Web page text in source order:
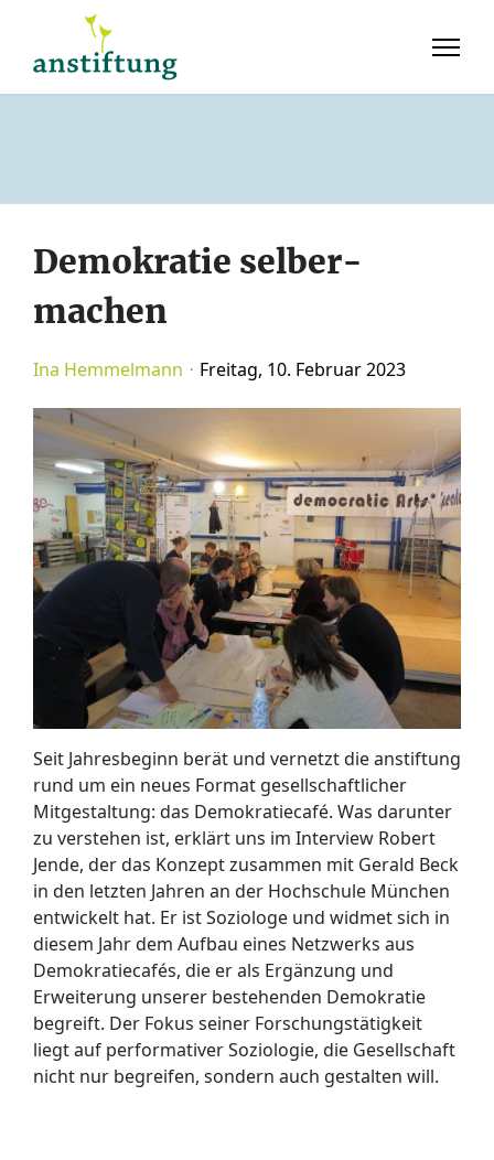
Demokratie selber­
machen
Ina Hemmelmann Freitag, 10. Februar 2023
Seit Jahresbeginn berät und vernetzt die anstiftung
rund um ein neues Format gesellschaftlicher
Mitgestaltung: das Demokratiecafé. Was darunter
zu verstehen ist, erklärt uns im Interview Robert
Jende, der das Konzept zusammen mit Gerald Beck
in den letzten Jahren an der Hochschule München
entwickelt hat. Er ist Soziologe und widmet sich in
diesem Jahr dem Aufbau eines Netzwerks aus
Demokratiecafés, die er als Ergänzung und
Erweiterung unserer bestehenden Demokratie
begreift. Der Fokus seiner Forschungstätigkeit
liegt auf performativer Soziologie, die Gesellschaft
nicht nur begreifen, sondern auch gestalten will.